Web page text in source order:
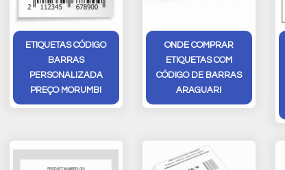
ETIQUETAS CÓDIGO
BARRAS
PERSONALIZADA
PREÇO MORUMBI
ONDE COMPRAR
ETIQUETAS COM
CÓDIGO DE BARRAS
ARAGUARI